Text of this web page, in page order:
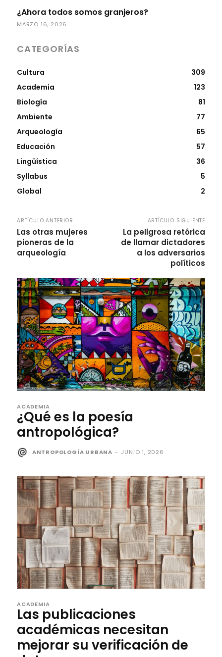
¿Ahora todos somos granjeros?
MARZO 16, 2026
CATEGORÍAS
Cultura
309
Academia
123
Biología
81
Ambiente
77
Arqueología
65
Educación
57
Lingüística
36
Syllabus
5
Global
2
ARTÍCULO ANTERIOR
Las otras mujeres
pioneras de la
arqueología
ARTÍCULO SIGUIENTE
La peligrosa retórica
de llamar dictadores
a los adversarios
políticos
ACADEMIA
¿Qué es la poesía
antropológica?
ANTROPOLOGÍA URBANA - JUNIO 1, 2026
ACADEMIA
Las publicaciones
académicas necesitan
mejorar su verificación de